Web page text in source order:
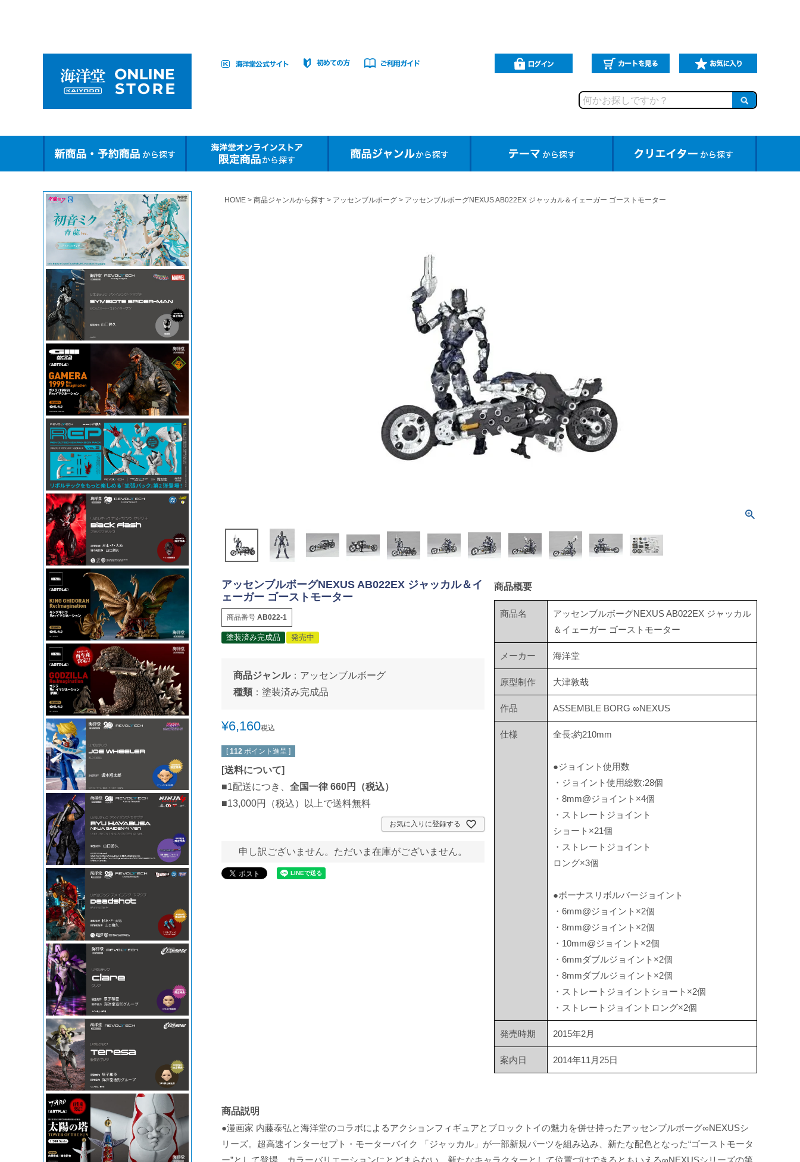
HOME 商品ジャンルから探す アッセンブルボーグ アッセンブルボーグNEXUS AB022EX ジャッカル＆イェーガー ゴーストモーター
アッセンブルボーグNEXUS AB022EX ジャッカル＆イ
ェーガー ゴーストモーター
商品番号 AB022-1
塗装済み完成品 発売中
商品ジャンル： アッセンブルボーグ
種類 ： 塗装済み完成品
¥6,160税込
[ 112 ポイント進呈 ]
[送料について]
■1配送につき、 全国一律 660円（税込）
■13,000円（税込）以上で送料無料
お気に入りに登録する
申し訳ございません。ただいま在庫がございません。
商品概要
商品名
アッセンブルボーグNEXUS AB022EX ジャッカル
＆イェーガー ゴーストモーター
メーカー 海洋堂
原型制作 大津敦哉
作品 ASSEMBLE BORG ∞NEXUS
仕様 全長:約210mm
●ジョイント使用数
・ジョイント使用総数:28個
・8mm@ジョイント×4個
・ストレートジョイント
ショート×21個
・ストレートジョイント
ロング×3個
●ボーナスリボルバージョイント
・6mm@ジョイント×2個
・8mm@ジョイント×2個
・10mm@ジョイント×2個
・6mmダブルジョイント×2個
・8mmダブルジョイント×2個
・ストレートジョイントショート×2個
・ストレートジョイントロング×2個
発売時期 2015年2月
案内日 2014年11月25日
商品説明
●漫画家 内藤泰弘と海洋堂のコラボによるアクションフィギュアとブロックトイの魅力を併せ持ったアッセンブルボーグ∞NEXUSシ
リーズ。超高速インターセプト・モーターバイク 「ジャッカル」が一部新規パーツを組み込み、新たな配色となった“ゴーストモータ
ー”として登場。カラーバリエーションにとどまらない、新たなキャラクターとして位置づけできるともいえる∞NEXUSシリーズの第